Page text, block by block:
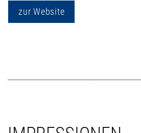
zur Website